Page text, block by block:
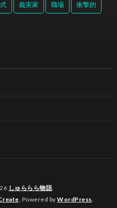
義実家 職場 衝撃的
しゅららら物語.
. Powered by WordPress.